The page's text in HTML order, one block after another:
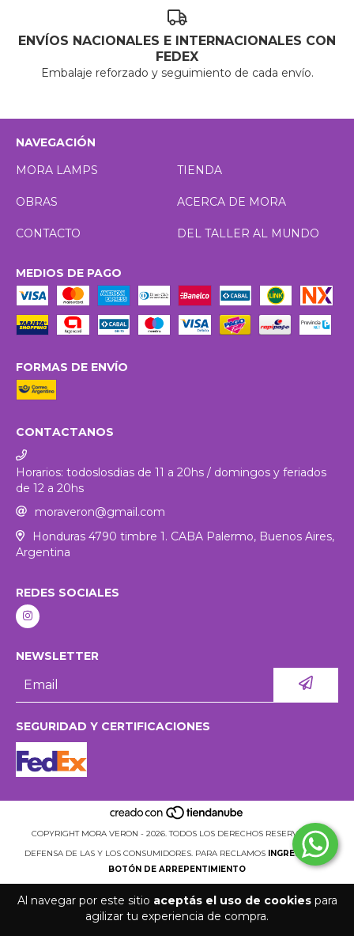
Al navegar por este sitio aceptás el uso de cookiespara
agilizar tu experiencia de compra.
ENVÍOS NACIONALES E INTERNACIONALES CON
FEDEX
Embalaje reforzado y seguimiento de cada envío.
NAVEGACIÓN
MORA LAMPS
TIENDA
OBRAS ACERCA DE MORA
CONTACTO DEL TALLER AL MUNDO
MEDIOS DE PAGO
FORMAS DE ENVÍO
CONTACTANOS
Horarios: todoslosdias de 11 a 20hs / domingos y feriados
de 12 a 20hs
moraveron@gmail.com
Honduras 4790 timbre 1. CABA Palermo, Buenos Aires,
Argentina
REDES SOCIALES
NEWSLETTER
SEGURIDAD Y CERTIFICACIONES
COPYRIGHT MORA VERON - 2026. TODOS LOS DERECHOS RESERVADOS.
DEFENSA DE LAS Y LOS CONSUMIDORES. PARA RECLAMOS INGRESÁ ACÁ.
BOTÓN DE ARREPENTIMIENTO